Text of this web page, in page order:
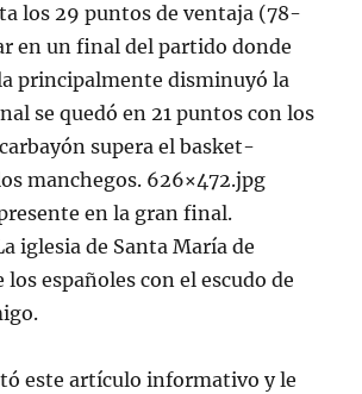
los 29 puntos de ventaja (78-
en un final del partido donde
principalmente disminuyó la
se quedó en 21 puntos con los
supera el basket-
manchegos. 626×472.jpg
en la gran final.
iglesia de Santa María de
españoles con el escudo de
este artículo informativo y le